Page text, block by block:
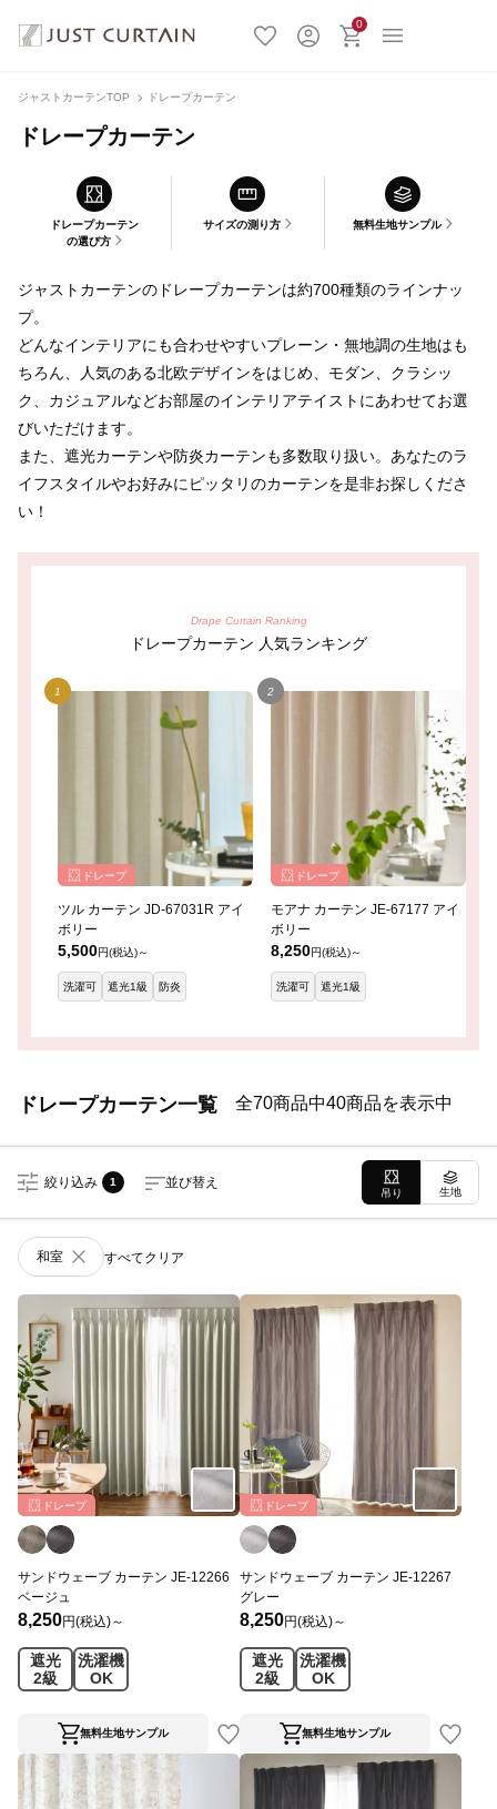
0
ジャストカーテンTOP ドレープカーテン
ドレープカーテン
ドレープカーテン
の選び方
サイズの測り方 無料生地サンプル
ジャストカーテンのドレープカーテンは約700種類のラインナッ
プ。
どんなインテリアにも合わせやすいプレーン・無地調の生地はも
ちろん、人気のある北欧デザインをはじめ、モダン、クラシッ
ク、カジュアルなどお部屋のインテリアテイストにあわせてお選
びいただけます。
また、遮光カーテンや防炎カーテンも多数取り扱い。あなたのラ
イフスタイルやお好みにピッタリのカーテンを是非お探しくださ
い！
Drape Curtain Ranking
ドレープカーテン 人気ランキング
ドレープ
ツル カーテン JD-67031R アイ
ボリー
5,500円(税込)～
洗濯可 遮光1級 防炎
ドレープ
モアナ カーテン JE-67177 アイ
ボリー
8,250円(税込)～
洗濯可 遮光1級
ドレープカーテン一覧 全70商品中40商品を表示中
絞り込み 1 並び替え
吊り 生地
和室 すべてクリア
ドレープ
サンドウェーブ カーテン JE-12266
ベージュ
8,250円(税込)～
遮光
2級
洗濯機
OK
無料生地サンプル
ドレープ
サンドウェーブ カーテン JE-12267
グレー
8,250円(税込)～
遮光
2級
洗濯機
OK
無料生地サンプル